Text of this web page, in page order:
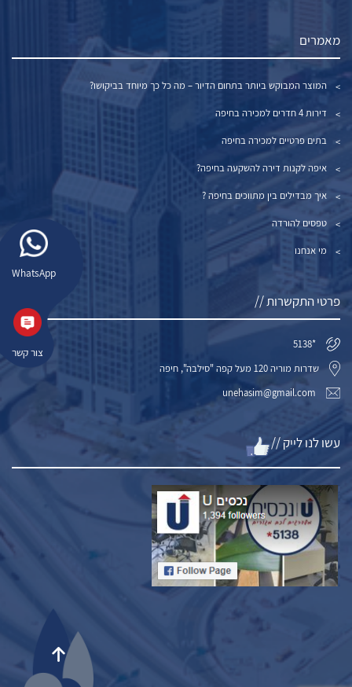
WhatsApp
צור קשר
מאמרים
המוצר המבוקש ביותר בתחום הדיור – מה כל כך מיוחד בביקושו?
דירות 4 חדרים למכירה בחיפה
בתים פרטיים למכירה בחיפה
איפה לקנות דירה להשקעה בחיפה?
איך מבדילים בין מתווכים בחיפה ?
טפסים להורדה
מי אנחנו
פרטי התקשרות //
*5138
שדרות מוריה 120 מעל קפה "סילבה", חיפה
unehasim@gmail.com
עשו לנו לייק //